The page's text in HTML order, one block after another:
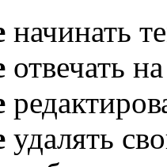
начинать
отвечать
удалять